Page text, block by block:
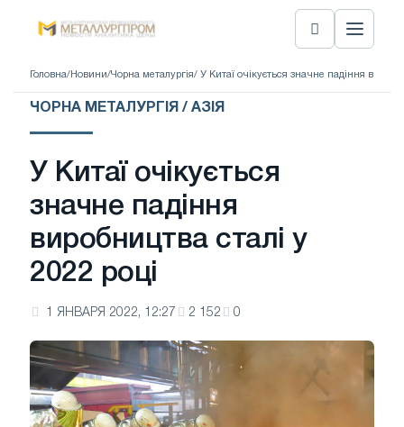
Головна/ Новини/Чорна металургія/ У Китаї очікується значне падіння
ЧОРНА МЕТАЛУРГІЯ / АЗІЯ
У Китаї очікується
значне падіння
виробництва сталі у
2022 році
1 ЯНВАРЯ 2022, 12:27 2 152 0